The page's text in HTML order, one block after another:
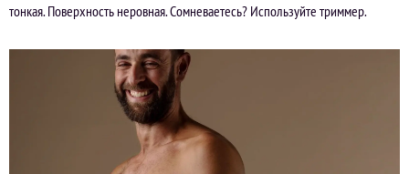
тонкая. Поверхность неровная. Сомневаетесь? Используйте триммер.